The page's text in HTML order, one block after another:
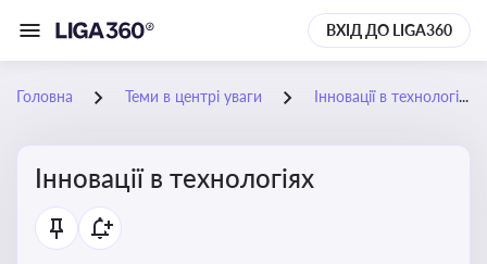
ВХІД ДО LIGA360
Головна Теми в центрі уваги Інновації в технологіях
Інновації в технологіях